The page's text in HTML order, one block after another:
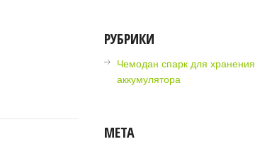
РУБРИКИ
Чемодан спарк для хранения
аккумулятора
МЕТА